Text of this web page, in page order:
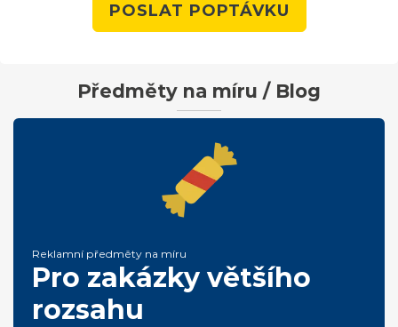
POSLAT POPTÁVKU
Předměty na míru / Blog
Reklamní předměty na míru
Pro zakázky většího
rozsahu